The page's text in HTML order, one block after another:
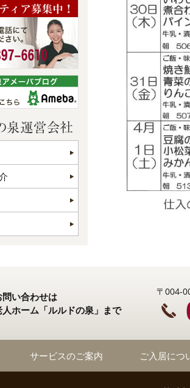
い合わせは
ホーム「ルルドの泉」まで
〒004-
サービスのご案内 ご入居につ